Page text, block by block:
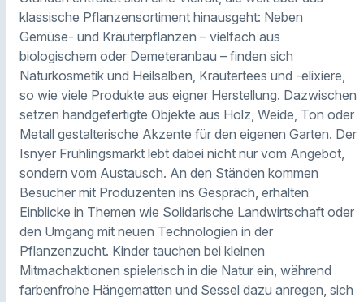
klassische Pflanzensortiment hinausgeht: Neben
Gemüse- und Kräuterpflanzen – vielfach aus
biologischem oder Demeteranbau – finden sich
Naturkosmetik und Heilsalben, Kräutertees und -elixiere,
so wie viele Produkte aus eigner Herstellung. Dazwischen
setzen handgefertigte Objekte aus Holz, Weide, Ton oder
Metall gestalterische Akzente für den eigenen Garten. Der
Isnyer Frühlingsmarkt lebt dabei nicht nur vom Angebot,
sondern vom Austausch. An den Ständen kommen
Besucher mit Produzenten ins Gespräch, erhalten
Einblicke in Themen wie Solidarische Landwirtschaft oder
den Umgang mit neuen Technologien in der
Pflanzenzucht. Kinder tauchen bei kleinen
Mitmachaktionen spielerisch in die Natur ein, während
farbenfrohe Hängematten und Sessel dazu anregen, sich